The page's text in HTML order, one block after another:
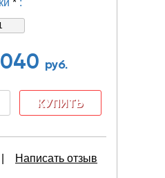
руб.
Написать отзыв